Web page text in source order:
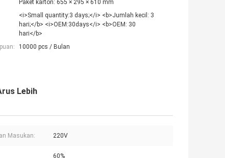
Paket karton: 655 × 295 × 610 mm
<i>Small quantity:3 days;</i> <b>Jumlah kecil: 3
hari;</b> <i>OEM:30days</i> <b>OEM: 30
hari</b>
10000 pcs / Bulan
Lebih
Masukan: 220V
60%